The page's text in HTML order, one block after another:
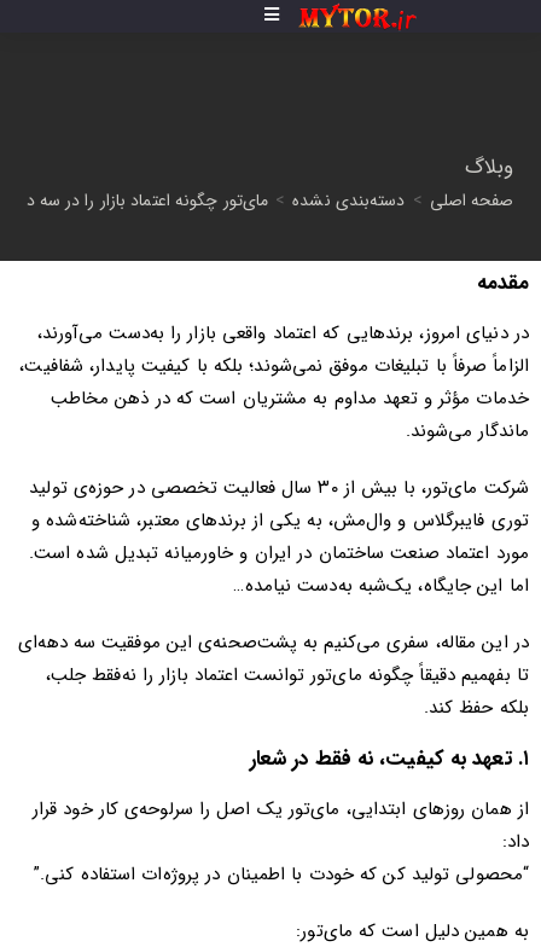
وبلاگ
صفحه اصلی > دسته‌بندی نشده > مای‌تور چگونه اعتماد بازار را در سه
مقدمه
در دنیای امروز، برندهایی که اعتماد واقعی بازار را به‌دست می‌آورند،
الزاماً صرفاً با تبلیغات موفق نمی‌شوند؛ بلکه با کیفیت پایدار، شفافیت،
خدمات مؤثر و تعهد مداوم به مشتریان است که در ذهن مخاطب
ماندگار می‌شوند.
شرکت مای‌تور، با بیش از ۳۰ سال فعالیت تخصصی در حوزه‌ی تولید
توری فایبرگلاس و وال‌مش، به یکی از برندهای معتبر، شناخته‌شده و
مورد اعتماد صنعت ساختمان در ایران و خاورمیانه تبدیل شده است.
اما این جایگاه، یک‌شبه به‌دست نیامده…
در این مقاله، سفری می‌کنیم به پشت‌صحنه‌ی این موفقیت سه‌ دهه‌ای
تا بفهمیم دقیقاً چگونه مای‌تور توانست اعتماد بازار را نه‌فقط جلب،
بلکه حفظ کند.
۱. تعهد به کیفیت، نه فقط در شعار
از همان روزهای ابتدایی، مای‌تور یک اصل را سرلوحه‌ی کار خود قرار
داد:
“محصولی تولید کن که خودت با اطمینان در پروژه‌ات استفاده کنی.”
به همین دلیل است که مای‌تور: